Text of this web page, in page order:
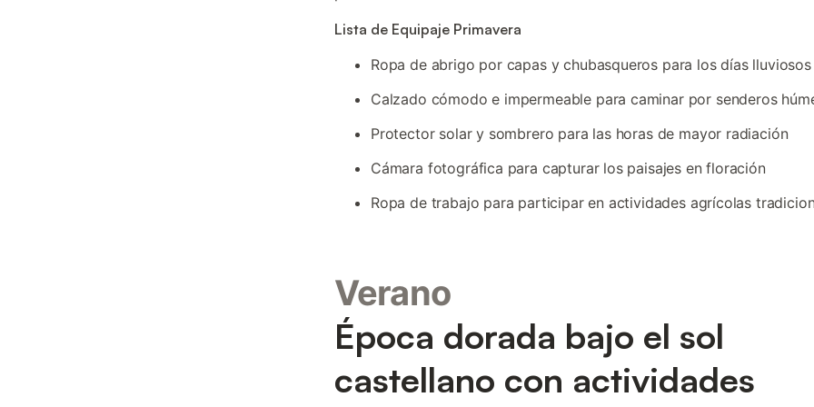
Lista de Equipaje Primavera
Ropa de abrigo por capas y chubasqueros para los días lluviosos
Calzado cómodo e impermeable para caminar por senderos
Protector solar y sombrero para las horas de mayor radiación
Cámara fotográfica para capturar los paisajes en floración
Ropa de trabajo para participar en actividades agrícolas
Verano
Época dorada bajo el sol
castellano con actividades